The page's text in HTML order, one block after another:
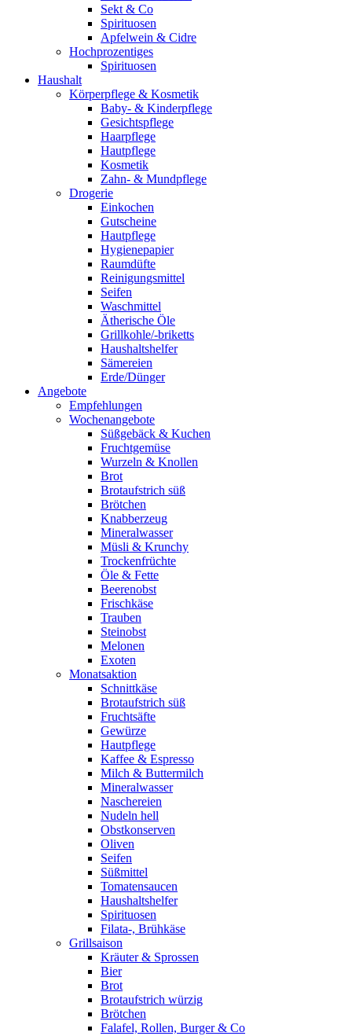
Sekt & Co
Spirituosen
Apfelwein & Cidre
Hochprozentiges
Spirituosen
Haushalt
Körperpflege & Kosmetik
Baby- & Kinderpflege
Gesichtspflege
Haarpflege
Hautpflege
Kosmetik
Zahn- & Mundpflege
Drogerie
Einkochen
Gutscheine
Hautpflege
Hygienepapier
Raumdüfte
Reinigungsmittel
Seifen
Waschmittel
Ätherische Öle
Grillkohle/-briketts
Haushaltshelfer
Sämereien
Erde/Dünger
Angebote
Empfehlungen
Wochenangebote
Süßgebäck & Kuchen
Fruchtgemüse
Wurzeln & Knollen
Brot
Brotaufstrich süß
Brötchen
Knabberzeug
Mineralwasser
Müsli & Krunchy
Trockenfrüchte
Öle & Fette
Beerenobst
Frischkäse
Trauben
Steinobst
Melonen
Exoten
Monatsaktion
Schnittkäse
Brotaufstrich süß
Fruchtsäfte
Gewürze
Hautpflege
Kaffee & Espresso
Milch & Buttermilch
Mineralwasser
Naschereien
Nudeln hell
Obstkonserven
Oliven
Seifen
Süßmittel
Tomatensaucen
Haushaltshelfer
Spirituosen
Filata-, Brühkäse
Grillsaison
Kräuter & Sprossen
Bier
Brot
Brotaufstrich würzig
Brötchen
Falafel, Rollen, Burger & Co